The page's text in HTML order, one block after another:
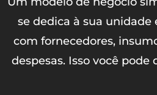
se dedica à sua unidade
com fornecedores,
despesas. Isso você pode